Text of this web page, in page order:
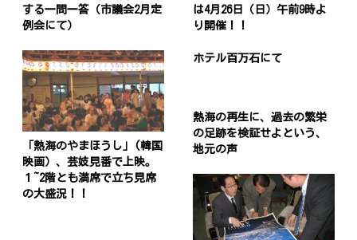
する一問一答（市議会2月定
例会にて）
は4月26日（日）午前9時よ
り開催！！
「熱海のやまほうし」(韓国
映画）、芸妓見番で上映。
１~2階とも満席で立ち見席
の大盛況！！
ホテル百万石にて
熱海の再生に、過去の繁栄
の足跡を検証せよという、
地元の声